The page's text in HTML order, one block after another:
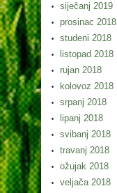
siječanj 2019
prosinac 2018
studeni 2018
listopad 2018
rujan 2018
kolovoz 2018
srpanj 2018
lipanj 2018
svibanj 2018
travanj 2018
ožujak 2018
veljača 2018